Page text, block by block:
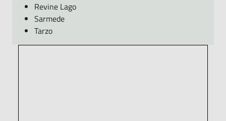
Revine Lago
Sarmede
Tarzo